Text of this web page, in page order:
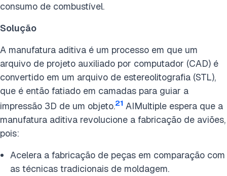
consumo de combustível.
Solução
A manufatura aditiva é um processo em que um
arquivo de projeto auxiliado por computador (CAD) é
convertido em um arquivo de estereolitografia (STL),
que é então fatiado em camadas para guiar a
impressão 3D de um objeto.21 AIMultiple espera que a
manufatura aditiva revolucione a fabricação de aviões,
pois:
Acelera a fabricação de peças em comparação com
as técnicas tradicionais de moldagem.